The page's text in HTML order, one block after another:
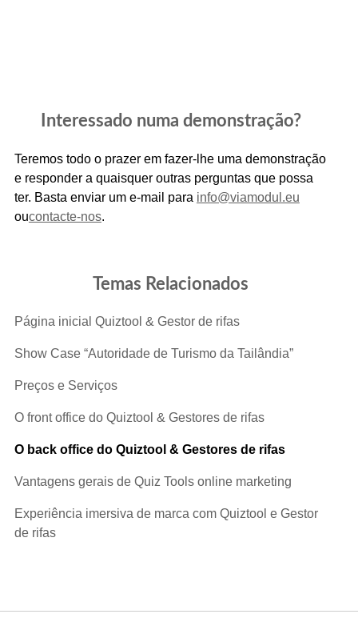
Interessado numa demonstração?
Teremos todo o prazer em fazer-lhe uma demonstração
e responder a quaisquer outras perguntas que possa
ter. Basta enviar um e-mail para info@viamodul.eu
oucontacte-nos.
Temas Relacionados
Página inicial Quiztool & Gestor de rifas
Show Case “Autoridade de Turismo da Tailândia”
Preços e Serviços
O front office do Quiztool & Gestores de rifas
O back office do Quiztool & Gestores de rifas
Vantagens gerais de Quiz Tools online marketing
Experiência imersiva de marca com Quiztool e Gestor
de rifas